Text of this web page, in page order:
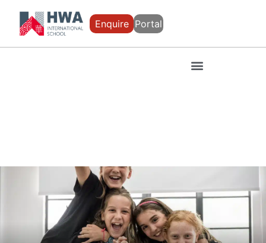
Enquire Portal